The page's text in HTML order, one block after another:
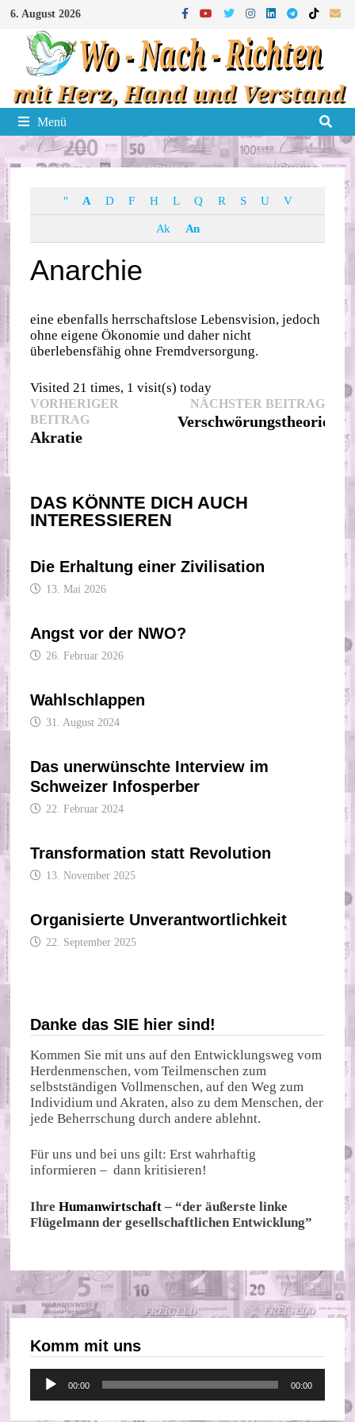
Zum
Inhalt
springen
6. August 2026
Menü
" A D F H L Q R S U V
Ak An
Anarchie
eine ebenfalls herrschaftslose Lebensvision, jedoch
ohne eigene Ökonomie und daher nicht
überlebensfähig ohne Fremdversorgung.
Visited 21 times, 1 visit(s) today
Beitragsnavigation
VORHERIGER
BEITRAGVorheriger
Akratie
NÄCHSTER BEITRAG
Verschwörungstheorie
DAS KÖNNTE DICH AUCH
INTERESSIEREN
Die Erhaltung einer Zivilisation
13. Mai 2026
Angst vor der NWO?
26. Februar 2026
Wahlschlappen
31. August 2024
Das unerwünschte Interview im
Schweizer Infosperber
22. Februar 2024
Transformation statt Revolution
13. November 2025
Organisierte Unverantwortlichkeit
22. September 2025
Danke das SIE hier sind!
Kommen Sie mit uns auf den Entwicklungsweg vom
Herdenmenschen, vom Teilmenschen zum
selbstständigen Vollmenschen, auf den Weg zum
Individium und Akraten, also zu dem Menschen, der
jede Beherrschung durch andere ablehnt.
Für uns und bei uns gilt: Erst wahrhaftig
informieren – dann kritisieren!
IhreHumanwirtschaft – “der äußerste linke
Flügelmann der gesellschaftlichen Entwicklung”
Komm mit uns
Audio-
Player
00:00 00:00